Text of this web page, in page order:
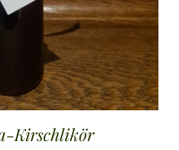
Kirschlikör